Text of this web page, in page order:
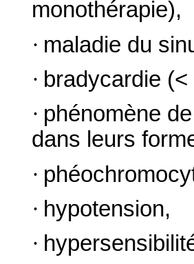
monothérapie),
· maladie du
· bradycardie
· phénomène
dans leurs
·
· hypotension,
·